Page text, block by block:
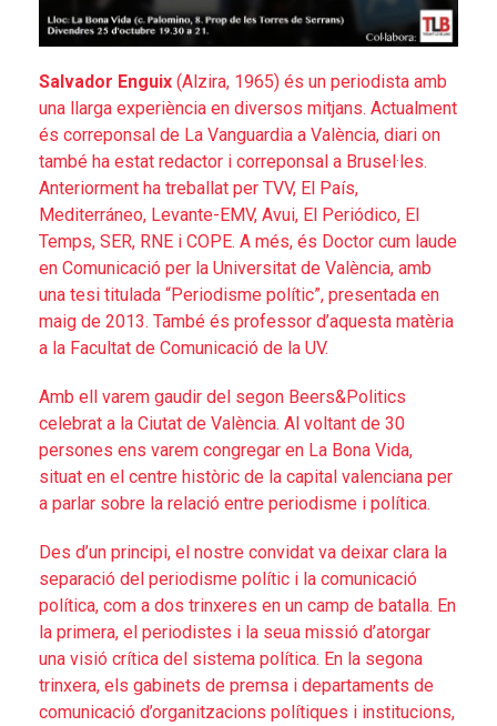
Salvador Enguix (Alzira, 1965) és un periodista amb
una llarga experiència en diversos mitjans. Actualment
és correponsal de La Vanguardia a València, diari on
també ha estat redactor i correponsal a Brusel·les.
Anteriorment ha treballat per TVV, El País,
Mediterráneo, Levante-EMV, Avui, El Periódico, El
Temps, SER, RNE i COPE. A més, és Doctor cum laude
en Comunicació per la Universitat de València, amb
una tesi titulada “Periodisme polític”, presentada en
maig de 2013. També és professor d’aquesta matèria
a la Facultat de Comunicació de la UV.
Amb ell varem gaudir del segon Beers&Politics
celebrat a la Ciutat de València. Al voltant de 30
persones ens varem congregar en La Bona Vida,
situat en el centre històric de la capital valenciana per
a parlar sobre la relació entre periodisme i política.
Des d’un principi, el nostre convidat va deixar clara la
separació del periodisme polític i la comunicació
política, com a dos trinxeres en un camp de batalla. En
la primera, el periodistes i la seua missió d’atorgar
una visió crítica del sistema política. En la segona
trinxera, els gabinets de premsa i departaments de
comunicació d’organitzacions polítiques i institucions,